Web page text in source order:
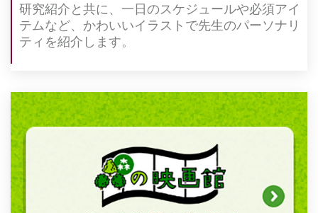
研究紹介と共に、⼀⽇のスケジュールや必須アイ
テムなど、かわいいイラストで先⽣のパーソナリ
ティを紹介します。